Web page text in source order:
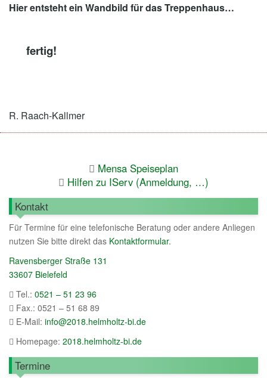
Hier entsteht ein Wandbild für das Treppenhaus…
fertig!
R. Raach-Kallmer
Mensa Speiseplan
Hilfen zu IServ (Anmeldung, …)
Kontakt
Für Termine für eine telefonische Beratung oder andere Anliegen
nutzen Sie bitte direkt das Kontaktformular.
Ravensberger Straße 131
33607 Bielefeld
Tel.: 0521 – 51 23 96
Fax.: 0521 – 51 68 89
E-Mail: info@2018.helmholtz-bi.de
Homepage: 2018.helmholtz-bi.de
Termine